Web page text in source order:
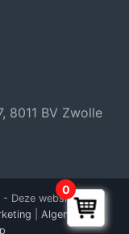
8011 BV Zwolle
- Deze website is
Algemene
0